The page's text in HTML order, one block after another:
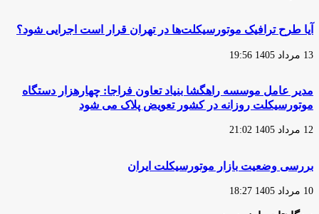
آیا طرح ترافیک موتورسیکلت‌ها در تهران قرار است اجرایی شود؟
13 مرداد 1405 19:56
مدیر عامل موسسه راهگشا بنیاد تعاون فراجا: چهارهزار دستگاه
موتورسیکلت روزانه در کشور تعویض پلاک می شود
12 مرداد 1405 21:02
بررسی وضعیت بازار موتورسیکلت ایران
10 مرداد 1405 18:27